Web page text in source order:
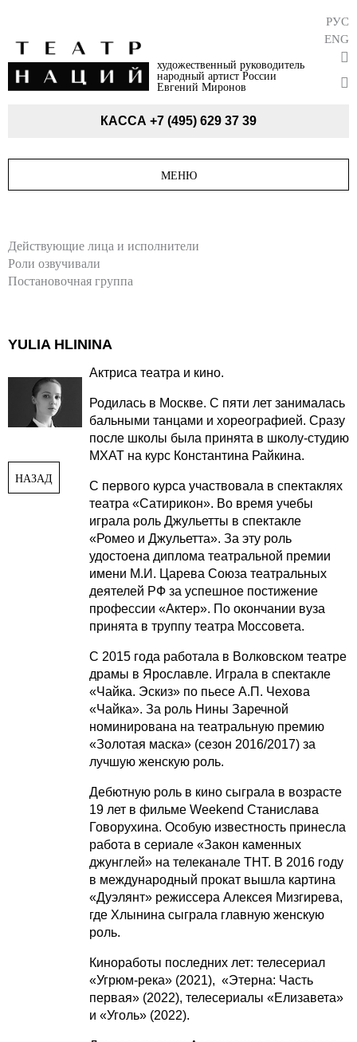
художественный руководитель
народный артист России
Евгений Миронов
РУС
ENG
КАССА +7 (495) 629 37 39
МЕНЮ
Действующие лица и исполнители
Роли озвучивали
Постановочная группа
YULIA HLININA
НАЗАД
Актриса театра и кино.
Родилась в Москве. С пяти лет занималась
бальными танцами и хореографией. Сразу
после школы была принята в школу-студию
МХАТ на курс Константина Райкина.
С первого курса участвовала в спектаклях
театра «Сатирикон». Во время учебы
играла роль Джульетты в спектакле
«Ромео и Джульетта». За эту роль
удостоена диплома театральной премии
имени М.И. Царева Союза театральных
деятелей РФ за успешное постижение
профессии «Актер». По окончании вуза
принята в труппу театра Моссовета.
С 2015 года работала в Волковском театре
драмы в Ярославле. Играла в спектакле
«Чайка. Эскиз» по пьесе А.П. Чехова
«Чайка». За роль Нины Заречной
номинирована на театральную премию
«Золотая маска» (сезон 2016/2017) за
лучшую женскую роль.
Дебютную роль в кино сыграла в возрасте
19 лет в фильме Weekend Станислава
Говорухина. Особую известность принесла
работа в сериале «Закон каменных
джунглей» на телеканале ТНТ. В 2016 году
в международный прокат вышла картина
«Дуэлянт» режиссера Алексея Мизгирева,
где Хлынина сыграла главную женскую
роль.
Киноработы последних лет: телесериал
«Угрюм-река» (2021), «Этерна: Часть
первая» (2022), телесериалы «Елизавета»
и «Уголь» (2022).